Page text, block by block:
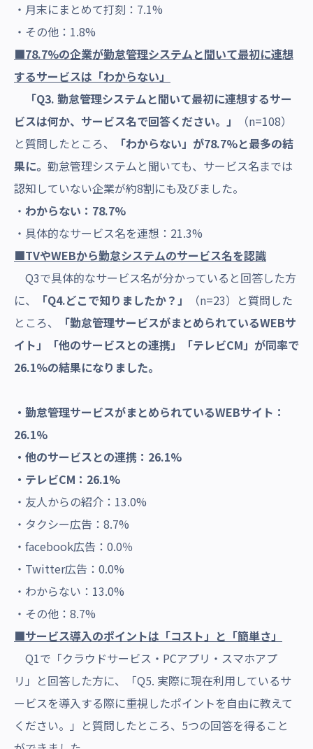
・月末にまとめて打刻：7.1%
・その他：1.8%
■78.7%の企業が勤怠管理システムと聞いて最初に連想
するサービスは 「わからない」
「Q3. 勤怠管理システムと聞いて最初に連想するサー
ビスは何か、サービス名で回答ください。」
（n=108）
と質問したところ、
「わからない」が78.7%と最多の結
果に。 勤怠管理システムと聞いても、サービス名までは
認知していない企業が約8割にも及びました。
・ わからない：78.7%
・具体的なサービス名を連想：21.3%
■TVやWEBから勤怠システムのサービス名を認識
Q3で具体的なサービス名が分かっていると回答した方
に、
「Q4.どこで知りましたか？」
（n=23）と質問した
ところ、
「勤怠管理サービスがまとめられているWEBサ
イト」「他のサービスとの連携」「テレビCM」が同率で
26.1%の結果になりました。
・勤怠管理サービスがまとめられているWEBサイト：
26.1%
・他のサービスとの連携：26.1%
・テレビCM：26.1%
・友人からの紹介：13.0%
・タクシー広告：8.7%
・facebook広告：0.0％
・Twitter広告：0.0%
・わからない：13.0%
・その他：8.7%
■サービス導入のポイントは「コスト」と「簡単さ」
Q1で「クラウドサービス・PCアプリ・スマホアプ
リ」と回答した方に、「Q5. 実際に現在利用しているサ
ービスを導入する際に重視したポイントを自由に教えて
ください。」と質問したところ、5つの回答を得ること